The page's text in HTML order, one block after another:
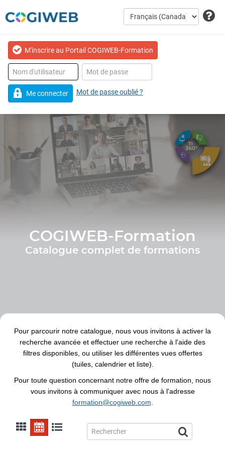
Me connecter Mot de passe oublié ?
M'inscrire au Portail COGIWEB-Formation
COGIWEB-Formation
Catalogue complet de formations
Pour parcourir notre catalogue, nous vous invitons à activer la
recherche avancée et effectuer une recherche à l'aide des
filtres disponibles, ou utiliser les différentes vues offertes
(tuiles, calendrier et liste).
Pour toute question concernant notre offre de formation, nous
vous invitons à communiquer avec nous à l'adresse
formation@cogiweb.com